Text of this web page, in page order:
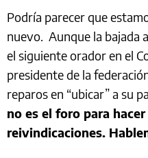
Podría parecer que
nuevo. Aunque la bajada
el siguiente orador en el
presidente de la
reparos en “ubicar” a su
no es el foro para
reivindicaciones.